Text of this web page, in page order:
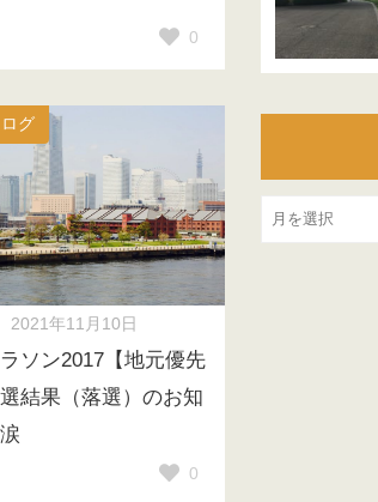
0
グ
2021年11月10日
ソン2017【地元優先
結果（落選）のお知
0
ア
ー